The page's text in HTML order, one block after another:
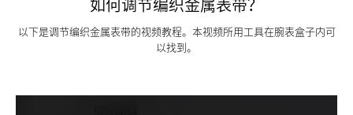
如何调节编织金属表带？
以下是调节编织金属表带的视频教程。本视频所用工具在腕表盒子内可
以找到。